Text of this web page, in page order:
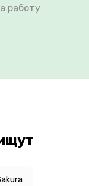
работу